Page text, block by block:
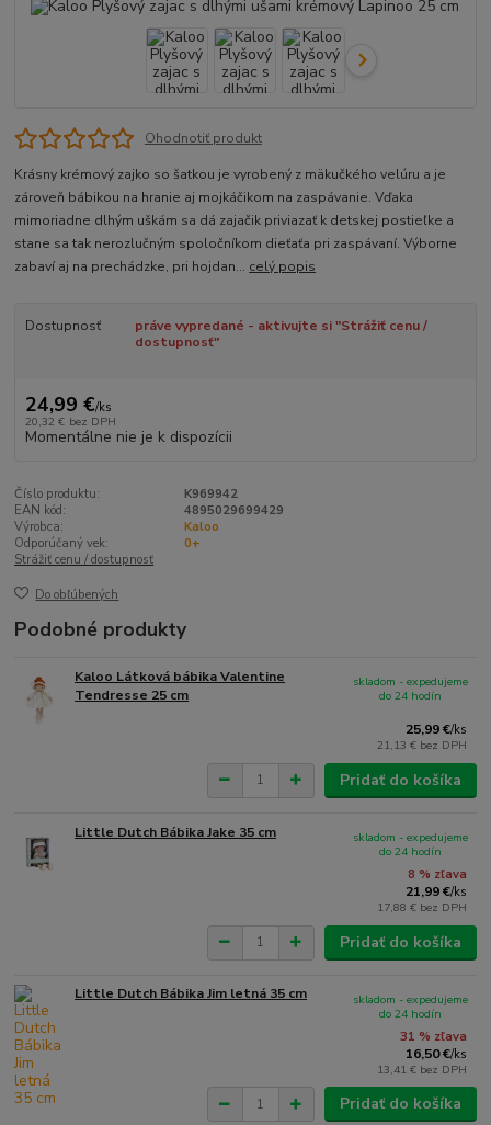
Ohodnotiť produkt
Krásny krémový zajko so šatkou je vyrobený z mäkučkého velúru a je
zároveň bábikou na hranie aj mojkáčikom na zaspávanie. Vďaka
mimoriadne dlhým uškám sa dá zajačik priviazať k detskej postieľke a
stane sa tak nerozlučným spoločníkom dieťaťa pri zaspávaní. Výborne
zabaví aj na prechádzke, pri hojdan... celý popis
Dostupnosť
práve vypredané - aktivujte si "Strážiť cenu /
dostupnosť"
24,99 €/ks
20,32 € bez DPH
Momentálne nie je k dispozícii
Číslo produktu:
K969942
EAN kód:
4895029699429
Výrobca:
Kaloo
Odporúčaný vek:
0+
Strážiť cenu / dostupnosť
Do obľúbených
Podobné produkty
Kaloo Látková bábika Valentine
Tendresse 25 cm
25,99 €/ks
21,13 € bez DPH
skladom - expedujeme
do 24 hodín
Pridať do košíka
Little Dutch Bábika Jake 35 cm
8 % zľava
21,99 €/ks
17,88 € bez DPH
skladom - expedujeme
do 24 hodín
Pridať do košíka
Little Dutch Bábika Jim letná 35 cm
31 % zľava
16,50 €/ks
13,41 € bez DPH
skladom - expedujeme
do 24 hodín
Pridať do košíka